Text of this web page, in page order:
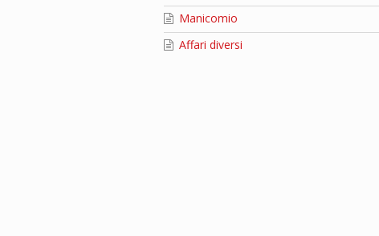
Manicomio
Affari diversi